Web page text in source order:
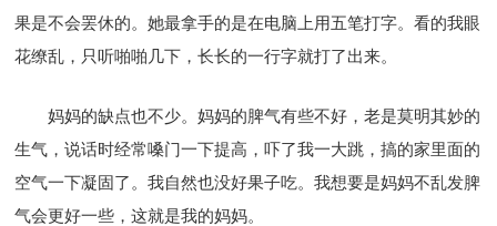
果是不会罢休的。她最拿手的是在电脑上用五笔打字。看的我眼
花缭乱，只听啪啪几下，长长的一行字就打了出来。
妈妈的缺点也不少。妈妈的脾气有些不好，老是莫明其妙的
生气，说话时经常嗓门一下提高，吓了我一大跳，搞的家里面的
空气一下凝固了。我自然也没好果子吃。我想要是妈妈不乱发脾
气会更好一些，这就是我的妈妈。